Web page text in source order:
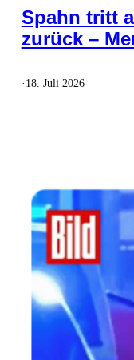
Spahn tritt
zurück –
· 18. Juli 2026